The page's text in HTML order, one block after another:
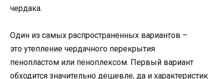
чердака.
Один из самых распространенных вариантов –
это утепление чердачного перекрытия
пенопластом или пеноплексом. Первый вариант
обходится значительно дешевле, да и характеристик